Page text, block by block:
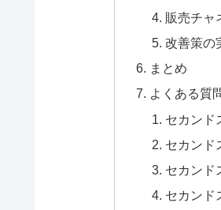
販売チャ
改善策の
まとめ
よくある質
セカンド
セカンド
セカンド
セカンド